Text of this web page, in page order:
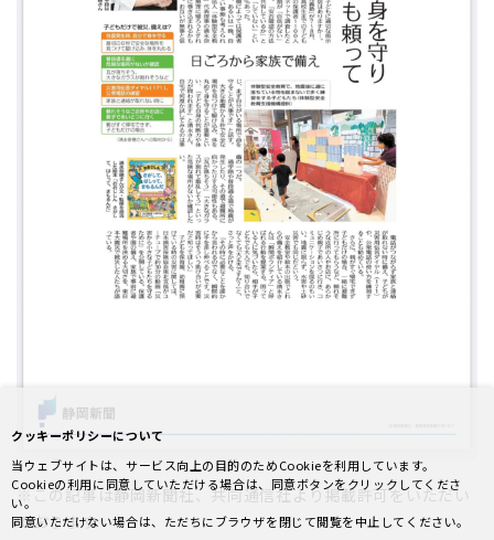
※この記事は静岡新聞社、共同通信社より掲載許可をいただい
ております
クッキーポリシーについて
当ウェブサイトは、サービス向上の目的のためCookieを利用しています。
Cookieの利用に同意していただける場合は、同意ボタンをクリックしてくださ
い。
同意いただけない場合は、ただちにブラウザを閉じて閲覧を中止してください。